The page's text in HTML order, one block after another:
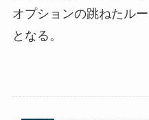
オプションの跳ねたル
となる。